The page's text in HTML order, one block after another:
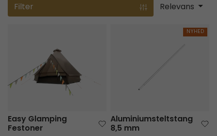
Filter Relevans
Easy Glamping
Festoner
Aluminiumsteltstang 8,5 mm
NYHED
Aluminiumsteltstang
8,5 mm